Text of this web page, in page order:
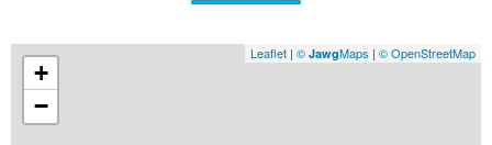
+
−
Leaflet | © JawgMaps | © OpenStreetMap